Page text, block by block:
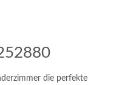
die perfekte